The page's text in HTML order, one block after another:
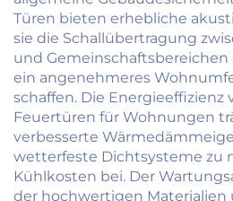
Türen bieten erhebliche
sie die Schallübertragung
und
ein angenehmeres
schaffen. Die Energieeffizienz
Feuertüren für Wohnungen
verbesserte
wetterfeste Dichtsysteme zu
Kühlkosten bei. Der
der hochwertigen Materialien